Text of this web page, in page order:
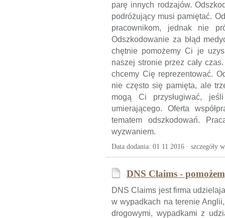
parę innych rodzajów.
podróżujący musi pamiętać.
pracownikom, jednak nie
Odszkodowanie za błąd
chętnie pomożemy Ci je
naszej stronie przez cały
chcemy Cię reprezentować.
nie często się pamięta, ale
mogą Ci przysługiwać,
umierającego. Oferta
tematem odszkodowań.
wyzwaniem.
Data dodania: 01 11 2016 · szczegóły
DNS Claims -
DNS Claims jest firma
w wypadkach na terenie
drogowymi, wypadkami z